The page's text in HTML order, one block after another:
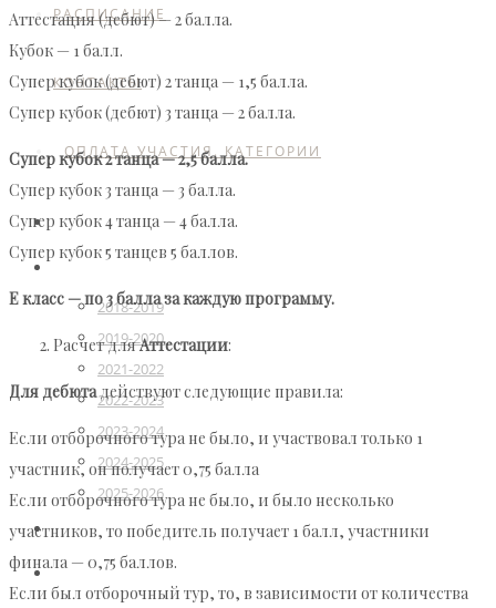
РАСПИСАНИЕ
КОНТАКТЫ
ОПЛАТА УЧАСТИЯ. КАТЕГОРИИ
ГЛАВНАЯ
2018-2019
2019-2020
2021-2022
2022-2023
2023-2024
2024-2025
2025-2026
ПОБЕДИТЕЛИ
РАСПИСАНИЕ
Аттестация (дебют) — 2 балла.
Кубок — 1 балл.
Супер кубок (дебют) 2 танца — 1,5 балла.
Супер кубок (дебют) 3 танца — 2 балла.
Супер кубок 2 танца — 2,5 балла.
Супер кубок 3 танца — 3 балла.
Супер кубок 4 танца — 4 балла.
Супер кубок 5 танцев 5 баллов.
Е класс — по 3 балла за каждую программу.
Расчет дляАттестации:
Для дебютадействуют следующие правила:
Если отборочного тура не было, и участвовал только 1
участник, он получает 0,75 балла
Если отборочного тура не было, и было несколько
участников, то победитель получает 1 балл, участники
финала — 0,75 баллов.
Если был отборочный тур, то, в зависимости от количества